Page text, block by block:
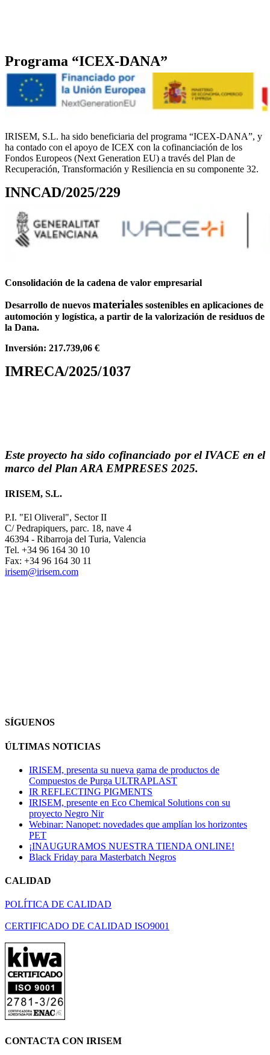
Programa “ICEX-DANA”
IRISEM, S.L. ha sido beneficiaria del programa “ICEX-DANA”, y
ha contado con el apoyo de ICEX con la cofinanciación de los
Fondos Europeos (Next Generation EU) a través del Plan de
Recuperación, Transformación y Resiliencia en su componente 32.
INNCAD/2025/229
Consolidación de la cadena de valor empresarial
Desarrollo de nuevos materiales sostenibles en aplicaciones de
automoción y logística, a partir de la valorización de residuos de
la Dana.
Inversión: 217.739,06 €
IMRECA/2025/1037
Este proyecto ha sido cofinanciado por el IVACE en el
marco del Plan ARA EMPRESES 2025.
IRISEM, S.L.
P.I. "El Oliveral", Sector II
C/ Pedrapiquers, parc. 18, nave 4
46394 - Ribarroja del Turia, Valencia
Tel. +34 96 164 30 10
Fax: +34 96 164 30 11
irisem@irisem.com
SÍGUENOS
ÚLTIMAS NOTICIAS
IRISEM, presenta su nueva gama de productos de
Compuestos de Purga ULTRAPLAST
IR REFLECTING PIGMENTS
IRISEM, presente en Eco Chemical Solutions con su
proyecto Negro Nir
Webinar: Nanopet: novedades que amplían los horizontes
PET
¡INAUGURAMOS NUESTRA TIENDA ONLINE!
Black Friday para Masterbatch Negros
CALIDAD
POLÍTICA DE CALIDAD
CERTIFICADO DE CALIDAD ISO9001
CONTACTA CON IRISEM